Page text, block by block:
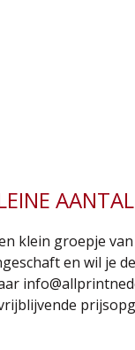
klein groepje
en wil je